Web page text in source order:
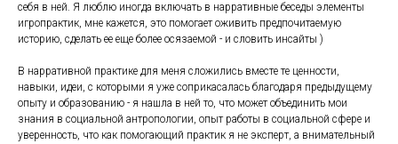
себя в ней. Я люблю иногда включать в нарративные беседы элементы
игропрактик, мне кажется, это помогает оживить предпочитаемую
историю, сделать ее еще более осязаемой - и словить инсайты )
В нарративной практике для меня сложились вместе те ценности,
навыки, идеи, с которыми я уже соприкасалась благодаря предыдущему
опыту и образованию - я нашла в ней то, что может объединить мои
знания в социальной антропологии, опыт работы в социальной сфере и
уверенность, что как помогающий практик я не эксперт, а внимательный